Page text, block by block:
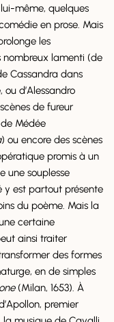
même, quelques
en prose. Mais
les
nombreux lamenti (de
Cassandra dans
ou d’Alessandro
de fureur
Médée
) ou encore des scènes
promis à un
une souplesse
y est partout présente
du poème. Mais la
certaine
ainsi traiter
des formes
en de simples
(Milan, 1653). À
premier